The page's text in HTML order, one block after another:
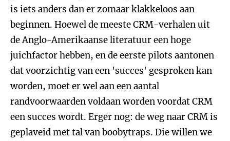
is iets anders dan er zomaar klakkeloos aan
beginnen. Hoewel de meeste CRM-verhalen uit
de Anglo-Amerikaanse literatuur een hoge
juichfactor hebben, en de eerste pilots aantonen
dat voorzichtig van een 'succes' gesproken kan
worden, moet er wel aan een aantal
randvoorwaarden voldaan worden voordat CRM
een succes wordt. Erger nog: de weg naar CRM is
geplaveid met tal van boobytraps. Die willen we